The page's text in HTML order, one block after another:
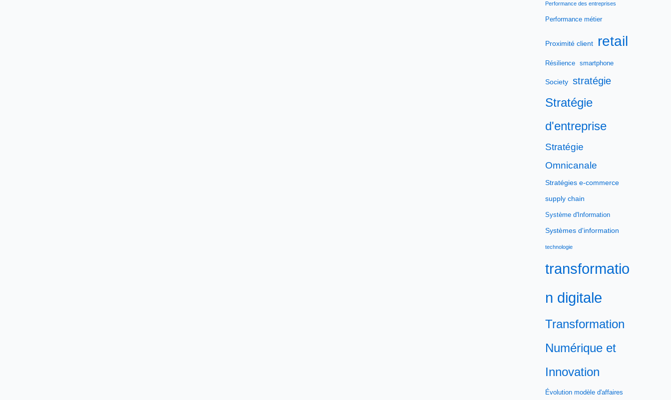
Performance des entreprises
Performance métier
Proximité client retail
Résilience smartphone
Society stratégie
Stratégie
d'entreprise
Stratégie
Omnicanale
Stratégies e-commerce
supply chain
Système d'Information
Systèmes d'information
technologie
transformatio
n digitale
Transformation
Numérique et
Innovation
Évolution modèle d'affaires